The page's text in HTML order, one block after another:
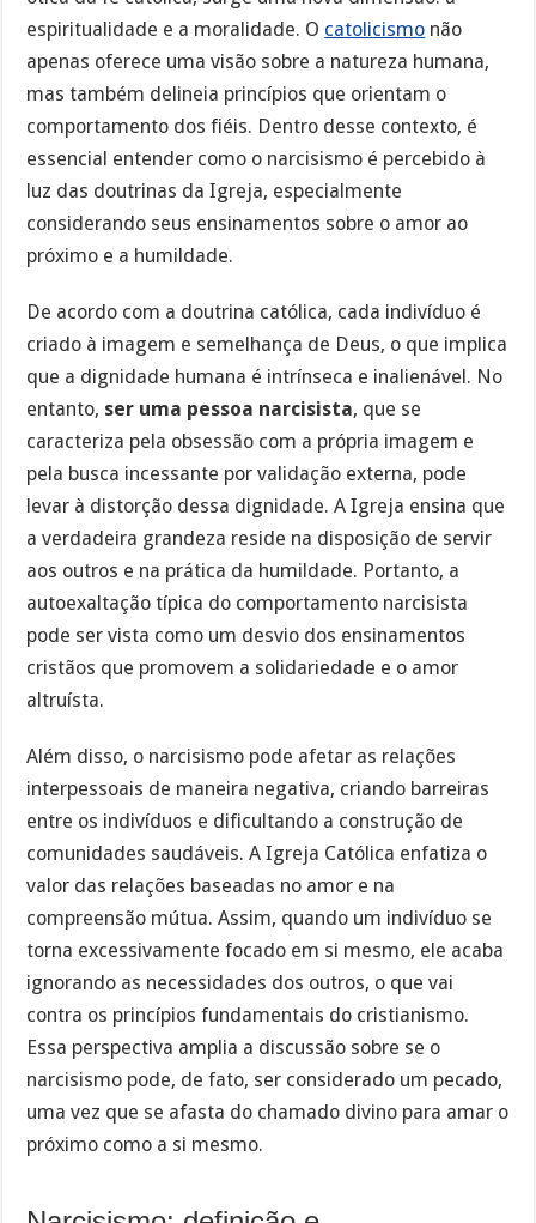
espiritualidade e a moralidade. O catolicismo não
apenas oferece uma visão sobre a natureza humana,
mas também delineia princípios que orientam o
comportamento dos fiéis. Dentro desse contexto, é
essencial entender como o narcisismo é percebido à
luz das doutrinas da Igreja, especialmente
considerando seus ensinamentos sobre o amor ao
próximo e a humildade.
De acordo com a doutrina católica, cada indivíduo é
criado à imagem e semelhança de Deus, o que implica
que a dignidade humana é intrínseca e inalienável. No
entanto, ser uma pessoa narcisista, que se
caracteriza pela obsessão com a própria imagem e
pela busca incessante por validação externa, pode
levar à distorção dessa dignidade. A Igreja ensina que
a verdadeira grandeza reside na disposição de servir
aos outros e na prática da humildade. Portanto, a
autoexaltação típica do comportamento narcisista
pode ser vista como um desvio dos ensinamentos
cristãos que promovem a solidariedade e o amor
altruísta.
Além disso, o narcisismo pode afetar as relações
interpessoais de maneira negativa, criando barreiras
entre os indivíduos e dificultando a construção de
comunidades saudáveis. A Igreja Católica enfatiza o
valor das relações baseadas no amor e na
compreensão mútua. Assim, quando um indivíduo se
torna excessivamente focado em si mesmo, ele acaba
ignorando as necessidades dos outros, o que vai
contra os princípios fundamentais do cristianismo.
Essa perspectiva amplia a discussão sobre se o
narcisismo pode, de fato, ser considerado um pecado,
uma vez que se afasta do chamado divino para amar o
próximo como a si mesmo.